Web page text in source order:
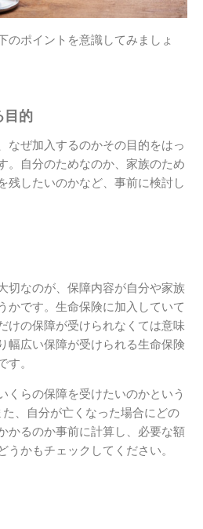
のポイントを意識してみましょ
目的
なぜ加入するのかその目的をはっ
。自分のためなのか、家族のため
残したいのかなど、事前に検討し
切なのが、保障内容が自分や家族
かです。生命保険に加入していて
けの保障が受けられなくては意味
幅広い保障が受けられる生命保険
す。
くらの保障を受けたいのかという
、自分が亡くなった場合にどの
かるのか事前に計算し、必要な額
うかもチェックしてください。